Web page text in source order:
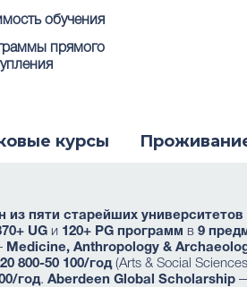
обучения
прямого
курсы
из пяти старейших университетов
UG и 120+ PG программ в 9
Medicine, Anthropology &
800-50 100/год (Arts & Social
год. Aberdeen Global Scholarship